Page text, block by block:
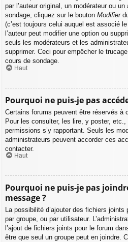
par l’auteur original, un modérateur ou
sondage, cliquez sur le bouton Modifier
(c’est toujours celui auquel est associé
l’auteur peut modifier une option ou
seuls les modérateurs et les
supprimer. Ceci pour empêcher le
cours de sondage.
Haut
Pourquoi ne puis-je pas
Certains forums peuvent être réservés à
Pour les consulter, les lire, y poster,
permissions s’y rapportant. Seuls les
administrateurs peuvent accorder ces
contacter.
Haut
Pourquoi ne puis-je pas
message ?
La possibilité d’ajouter des fichiers
par groupe, ou par utilisateur.
l’ajout de fichiers joints pour le forum
être que seul un groupe peut en joindre.